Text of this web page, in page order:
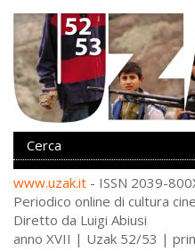
www.uzak.it - ISSN 2039-
Periodico online di cultura
Diretto da Luigi Abiusi
anno XVII | Uzak 52/53 |